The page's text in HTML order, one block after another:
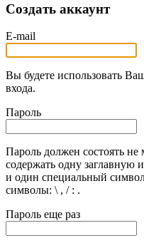
Создать аккаунт
E-mail
Вы будете использовать
входа.
Пароль
Пароль должен состоять
содержать одну заглавную
и один специальный
символы: \ , / : .
Пароль еще раз